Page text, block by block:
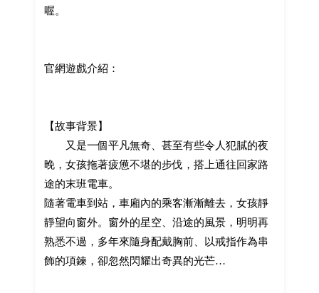
喔。
官網遊戲介紹：
【故事背景】
又是一個平凡無奇、甚至有些令人犯膩的夜
晚，女孩拖著疲憊不堪的步伐，搭上通往回家路
途的末班電車。
隨著電車到站，車廂內的乘客漸漸離去，女孩靜
靜望向窗外。窗外的星空、沿途的風景，明明再
熟悉不過，多年來隨身配戴胸前、以戒指作為串
飾的項鍊，卻忽然閃耀出奇異的光芒…